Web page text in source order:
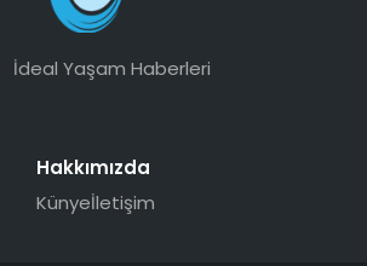
İdeal Yaşam Haberleri
Hakkımızda
Künyeİletişim